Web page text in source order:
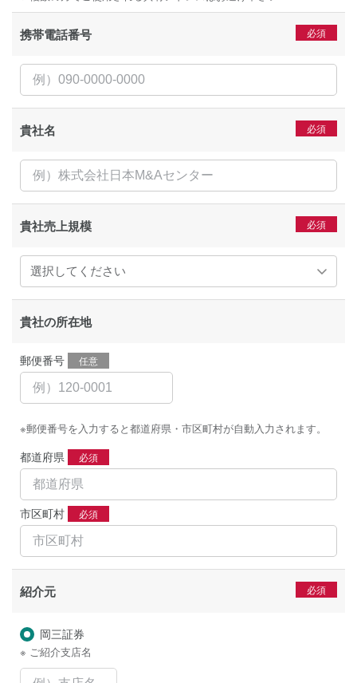
携帯電話番号
貴社名
貴社売上規模
貴社の所在地
郵便番号 任意
※郵便番号を入力すると都道府県・市区町村が自動入力されます。
都道府県 必須
市区町村 必須
紹介元
岡三証券
※ ご紹介支店名